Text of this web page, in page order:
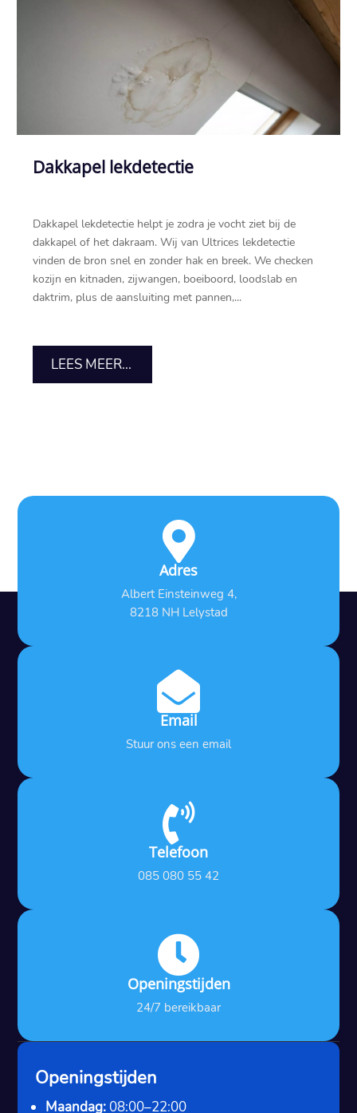
Dakkapel lekdetectie
Dakkapel lekdetectie helpt je zodra je vocht ziet bij de
dakkapel of het dakraam.​ Wij van Ultrices lekdetectie
vinden de bron snel en zonder hak en breek.​ We checken
kozijn en kitnaden, zijwangen, boeiboord, loodslab en
daktrim, plus de aansluiting met pannen,...
LEES MEER...

Adres
Albert Einsteinweg 4,
8218 NH Lelystad

Email
Stuur ons een email

Telefoon
085 080 55 42

Openingstijden
24/7 bereikbaar
Openingstijden
Maandag: 08:00–22:00